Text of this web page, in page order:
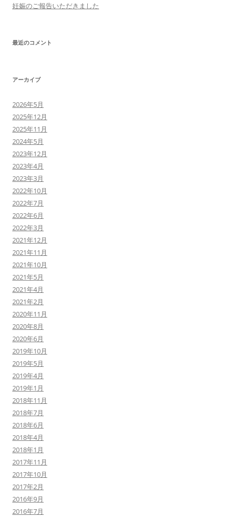
妊娠のご報告いただきました
最近のコメント
アーカイブ
2026年5月
2025年12月
2025年11月
2024年5月
2023年12月
2023年4月
2023年3月
2022年10月
2022年7月
2022年6月
2022年3月
2021年12月
2021年11月
2021年10月
2021年5月
2021年4月
2021年2月
2020年11月
2020年8月
2020年6月
2019年10月
2019年5月
2019年4月
2019年1月
2018年11月
2018年7月
2018年6月
2018年4月
2018年1月
2017年11月
2017年10月
2017年2月
2016年9月
2016年7月